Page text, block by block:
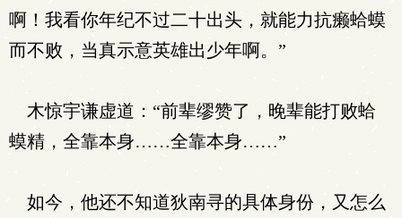
啊！我看你年纪不过二十出头，就能力抗癞蛤蟆
而不败，当真示意英雄出少年啊。”
木惊宇谦虚道：“前辈缪赞了，晚辈能打败蛤
蟆精，全靠本身……全靠本身……”
如今，他还不知道狄南寻的具体身份，又怎么